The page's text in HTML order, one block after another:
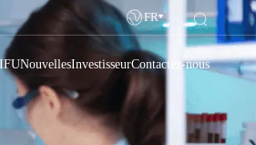
FR
NouvellesInvestisseurContactez-nous